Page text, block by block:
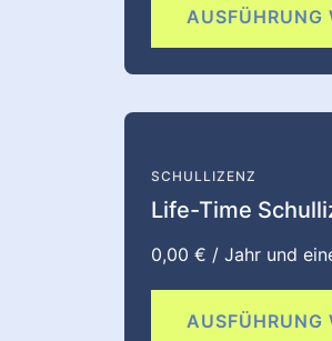
AUSFÜHRUNG
SCHULLIZENZ
Life-Time
0,00 € / Jahr und
AUSFÜHRUNG